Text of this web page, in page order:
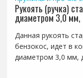
Рукоять (ручка)
диаметром 3,0 мм,
Данная рукоять
бензокос, идет в
диаметром 3,0 мм,